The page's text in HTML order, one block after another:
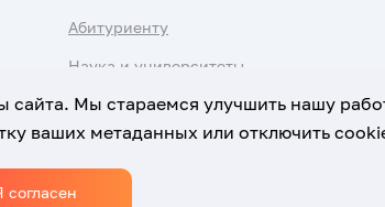
Абитуриенту
Наука и университеты
Политика обработки персональных данных
сайта. Мы стараемся улучшить нашу
ваших метаданных или отключить
согласен